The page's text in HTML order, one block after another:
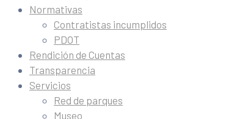
Normativas
Contratistas incumplidos
PDOT
Rendición de Cuentas
Transparencia
Servicios
Red de parques
Museo